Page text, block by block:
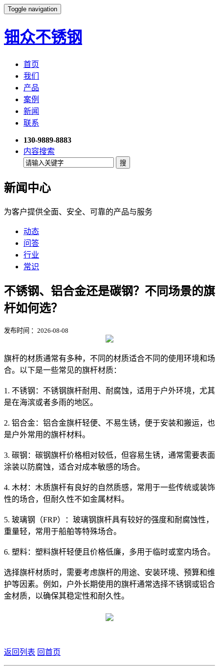
Toggle navigation
钿众不锈钢
首页
我们
产品
案例
新闻
联系
130-9889-8883
内容搜索
新闻中心
为客户提供全面、安全、可靠的产品与服务
动态
问答
行业
常识
不锈钢、铝合金还是碳钢？不同场景的旗
杆如何选？
发布时间 ：2026-08-08
旗杆的材质通常有多种，不同的材质适合不同的使用环境和场
合。以下是一些常见的旗杆材质：
1. 不锈钢：不锈钢旗杆耐用、耐腐蚀，适用于户外环境，尤其
是在海滨或者多雨的地区。
2. 铝合金：铝合金旗杆轻便、不易生锈，便于安装和搬运，也
是户外常用的旗杆材料。
3. 碳钢：碳钢旗杆价格相对较低，但容易生锈，通常需要表面
涂装以防腐蚀，适合对成本敏感的场合。
4. 木材：木质旗杆有良好的自然质感，常用于一些传统或装饰
性的场合，但耐久性不如金属材料。
5. 玻璃钢（FRP）：玻璃钢旗杆具有较好的强度和耐腐蚀性，
重量轻，常用于船舶等特殊场合。
6. 塑料：塑料旗杆轻便且价格低廉，多用于临时或室内场合。
选择旗杆材质时，需要考虑旗杆的用途、安装环境、预算和维
护等因素。例如，户外长期使用的旗杆通常选择不锈钢或铝合
金材质，以确保其稳定性和耐久性。
返回列表 回首页